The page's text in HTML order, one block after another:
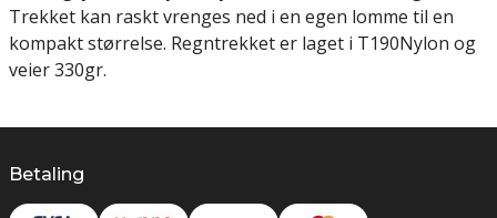
Trekket kan raskt vrenges ned i en egen lomme til en
kompakt størrelse. Regntrekket er laget i T190Nylon og
veier 330gr.
Betaling